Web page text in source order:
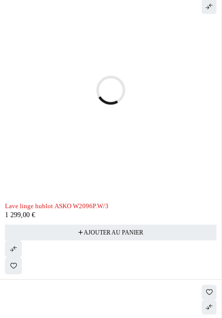
Lave linge hublot ASKO W2096P.W/3
1 299,00 €
AJOUTER AU PANIER